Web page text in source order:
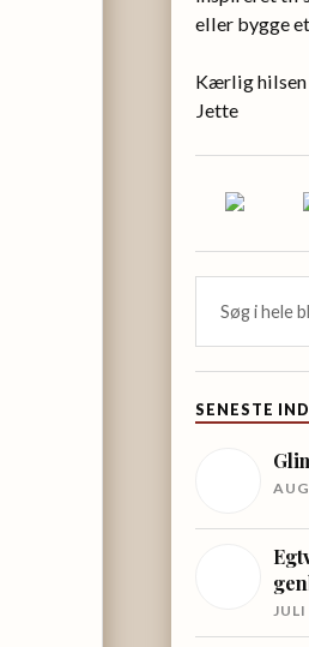
eller bygge
Kærlig hilsen
Jette
SENESTE